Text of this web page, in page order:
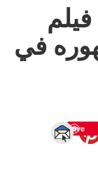
في
Save